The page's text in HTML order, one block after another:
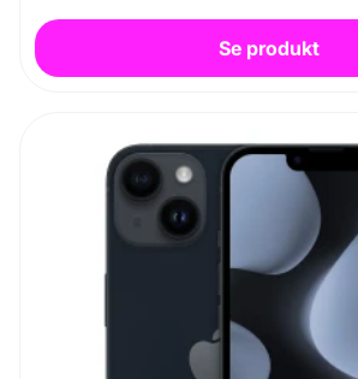
Se produkt